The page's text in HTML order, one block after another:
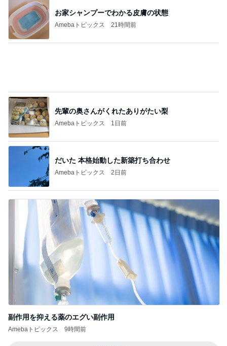
お家シャンプーでわかる皮膚の状態
Amebaトピックス 21時間前
先輩の奥さんがくれたありがたい梨
Amebaトピックス 1日前
だいた 本格始動した新築打ち合わせ
Amebaトピックス 2日前
副作用を抑える薬のエグい副作用
Amebaトピックス 9時間前